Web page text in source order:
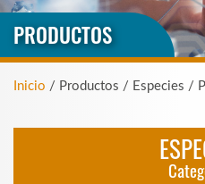
PRODUCTOS
Inicio / Productos / Especies /